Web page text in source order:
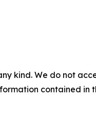
kind. We do not
contained